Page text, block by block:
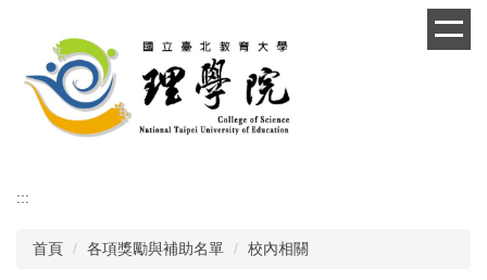
要
:::
首頁 各項獎勵與補助名單 校內相關